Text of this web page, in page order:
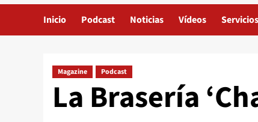
Inicio Podcast Noticias Vídeos Servicios
Magazine Podcast
La Brasería